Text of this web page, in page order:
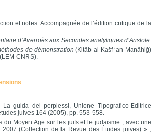
et notes. Accompagnée de l’édition critique de la
d’Averroès aux Secondes analytiques d’Aristote
de démonstration (Kitâb al-Kašf ‘an Manâhiğ)
CNRS).
guida dei perplessi, Unione Tipografico-Editrice
juives 164 (2005), pp. 553-558.
du Moyen Age sur les juifs et le judaïsme , avec une
(Collection de la Revue des Études juives) » ;